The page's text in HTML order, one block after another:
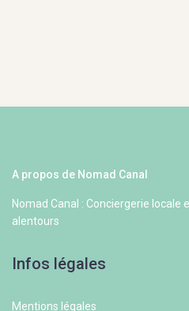
A propos de Nomad Canal
Nomad Canal : Conciergerie locale
alentours
Infos légales
Mentions légales